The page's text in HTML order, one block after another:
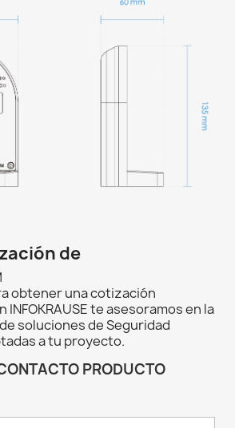
de
obtener una cotización
INFOKRAUSE te asesoramos en la
soluciones de Seguridad
a tu proyecto.
PRODUCTO